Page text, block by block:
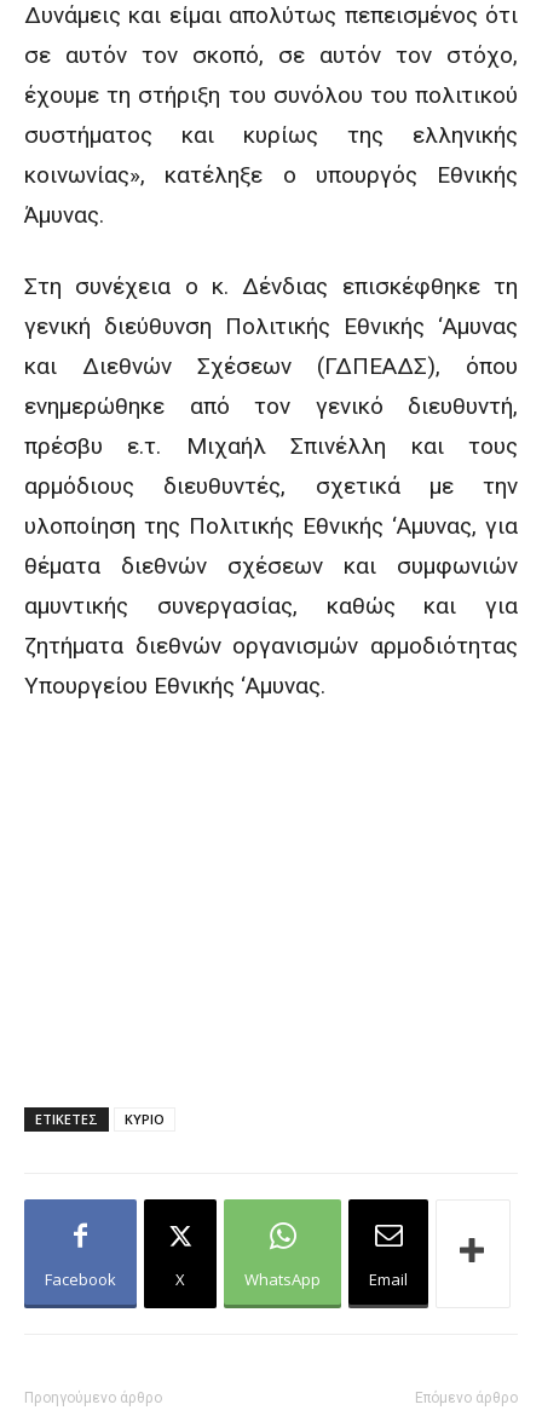
Δυνάμεις και είμαι απολύτως πεπεισμένος ότι
σε αυτόν τον σκοπό, σε αυτόν τον στόχο,
έχουμε τη στήριξη του συνόλου του πολιτικού
συστήματος και κυρίως της ελληνικής
κοινωνίας», κατέληξε ο υπουργός Εθνικής
Άμυνας.
Στη συνέχεια ο κ. Δένδιας επισκέφθηκε τη
γενική διεύθυνση Πολιτικής Εθνικής ‘Αμυνας
και Διεθνών Σχέσεων (ΓΔΠΕΑΔΣ), όπου
ενημερώθηκε από τον γενικό διευθυντή,
πρέσβυ ε.τ. Μιχαήλ Σπινέλλη και τους
αρμόδιους διευθυντές, σχετικά με την
υλοποίηση της Πολιτικής Εθνικής ‘Αμυνας, για
θέματα διεθνών σχέσεων και συμφωνιών
αμυντικής συνεργασίας, καθώς και για
ζητήματα διεθνών οργανισμών αρμοδιότητας
Υπουργείου Εθνικής ‘Αμυνας.
ΕΤΙΚΕΤΕΣ ΚΥΡΙΟ
Facebook X WhatsApp Email
Προηγούμενο άρθρο Επόμενο άρθρο